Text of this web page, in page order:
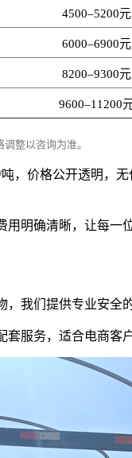
4500–5200元
6000–6900元
8200–9300元
9600–11200
整以咨询为准。
吨，价格公开透明，
明确清晰，让每一
我们提供专业安全
服务，适合电商客